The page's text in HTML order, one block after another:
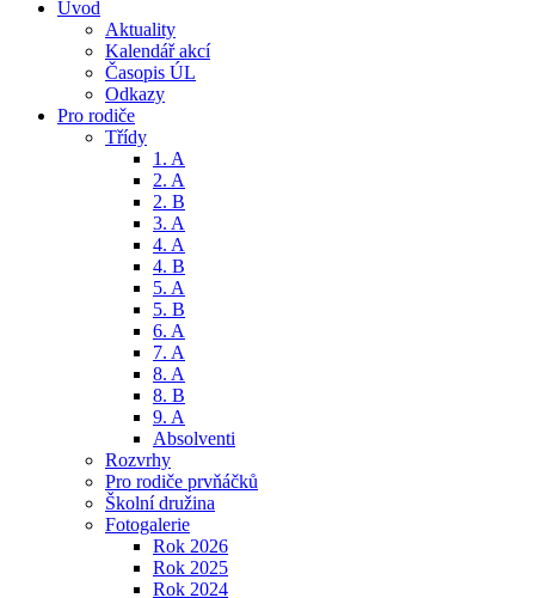
Úvod
Aktuality
Kalendář akcí
Časopis ÚL
Odkazy
Pro rodiče
Třídy
1. A
2. A
2. B
3. A
4. A
4. B
5. A
5. B
6. A
7. A
8. A
8. B
9. A
Absolventi
Rozvrhy
Pro rodiče prvňáčků
Školní družina
Fotogalerie
Rok 2026
Rok 2025
Rok 2024